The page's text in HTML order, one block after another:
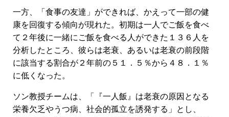
一方、「食事の友達」ができれば、かえって一部の健
康を回復する傾向が現れた。初期は一人でご飯を食べ
て２年後に一緒にご飯を食べる人ができた１３６人を
分析したところ、彼らは老衰、あるいは老衰の前段階
に該当する割合が２年前の５１．５％から４８．１％
に低くなった。
ソン教授チームは、「『一人飯』は老衰の原因となる
栄養欠乏やうつ病、社会的孤立を誘発する」とし、